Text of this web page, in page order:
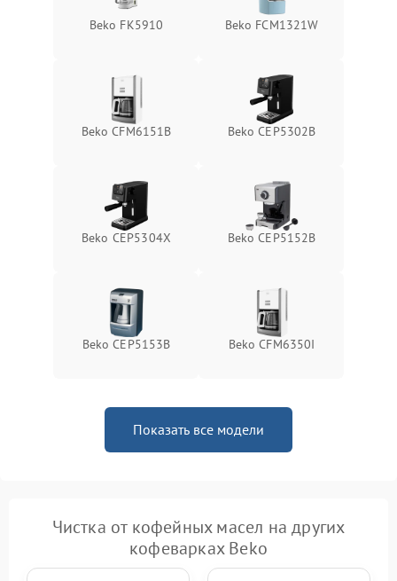
Beko FK5910 Beko FCM1321W
Beko CFM6151B Beko CEP5302B
Beko CEP5304X Beko CEP5152B
Beko CEP5153B Beko CFM6350I
Показать все модели
Чистка от кофейных масел на других
кофеварках Beko